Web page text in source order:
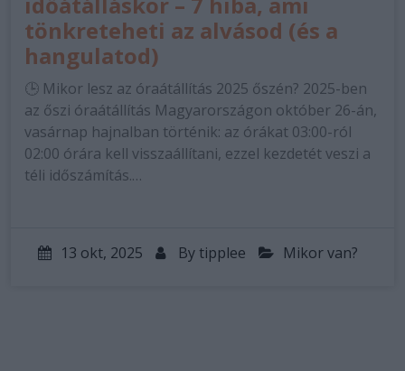
tönkreteheti az alvásod (és a
hangulatod)
🕒 Mikor lesz az óraátállítás 2025 őszén? 2025-ben
az őszi óraátállítás Magyarországon október 26-án,
vasárnap hajnalban történik: az órákat 03:00-ról
02:00 órára kell visszaállítani, ezzel kezdetét veszi a
téli időszámítás.…
13 okt, 2025 By tipplee Mikor van?